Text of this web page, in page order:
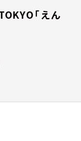
「えん